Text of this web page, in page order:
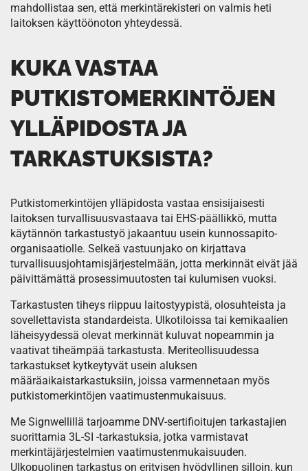
mahdollistaa sen, että merkintärekisteri on valmis heti
laitoksen käyttöönoton yhteydessä.
KUKA VASTAA
PUTKISTOMERKINTÖJEN
YLLÄPIDOSTA JA
TARKASTUKSISTA?
Putkistomerkintöjen ylläpidosta vastaa ensisijaisesti
laitoksen turvallisuusvastaava tai EHS-päällikkö, mutta
käytännön tarkastustyö jakaantuu usein kunnossapito-
organisaatiolle. Selkeä vastuunjako on kirjattava
turvallisuusjohtamisjärjestelmään, jotta merkinnät eivät jää
päivittämättä prosessimuutosten tai kulumisen vuoksi.
Tarkastusten tiheys riippuu laitostyypistä, olosuhteista ja
sovellettavista standardeista. Ulkotiloissa tai kemikaalien
läheisyydessä olevat merkinnät kuluvat nopeammin ja
vaativat tiheämpää tarkastusta. Meriteollisuudessa
tarkastukset kytkeytyvät usein aluksen
määräaikaistarkastuksiin, joissa varmennetaan myös
putkistomerkintöjen vaatimustenmukaisuus.
Me Signwellillä tarjoamme DNV-sertifioitujen tarkastajien
suorittamia 3L-SI -tarkastuksia, jotka varmistavat
merkintäjärjestelmien vaatimustenmukaisuuden.
Ulkopuolinen tarkastus on erityisen hyödyllinen silloin, kun